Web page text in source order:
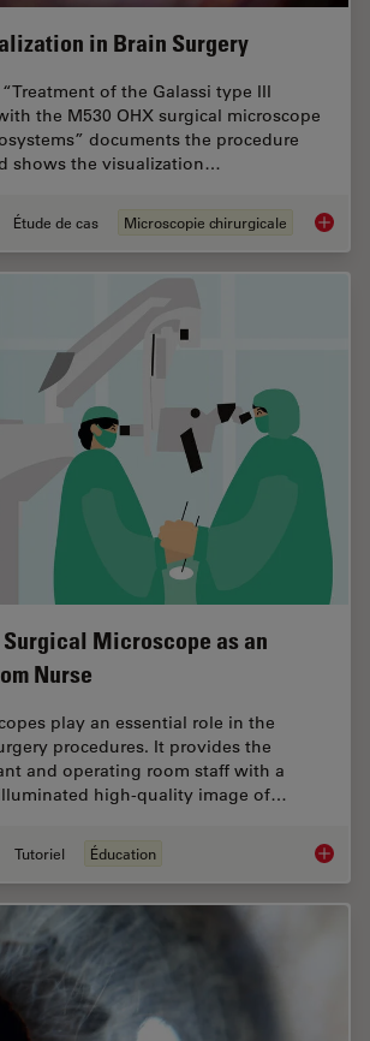
in Brain Surgery
of the Galassi type III
the M530 OHX surgical microscope
documents the procedure
shows the visualization…
Étude de cas Microscopie chirurgicale
Surgical Microscope as an
Nurse
play an essential role in the
procedures. It provides the
and operating room staff with a
high-quality image of…
Tutoriel Éducation How to